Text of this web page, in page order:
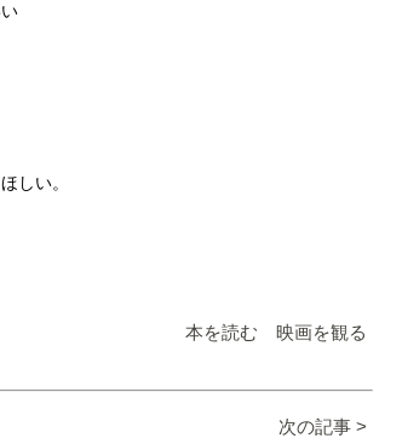
しい。
本を読む 映画を観る
次の記事 >